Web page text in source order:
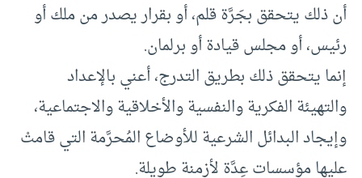
أن ذلك يتحقق بجَرَّة قلم، أو بقرار يصدر من ملك أو
رئيس، أو مجلس قيادة أو برلمان.
إنما يتحقق ذلك بطريق التدرج، أعني بالإعداد
والتهيئة الفكرية والنفسية والأخلاقية والاجتماعية،
وإيجاد البدائل الشرعية للأوضاع المُحرَّمة التي قامتْ
عليها مؤسسات عِدَّة لأزمنة طويلة.